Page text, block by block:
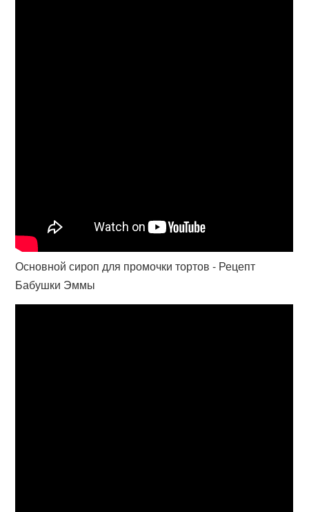
Основной сироп для промочки тортов - Рецепт
Бабушки Эммы